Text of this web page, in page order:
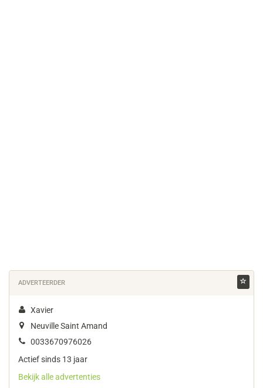
ADVERTEERDER
Xavier
Neuville Saint Amand
0033670976026
Actief sinds 13 jaar
Bekijk alle advertenties